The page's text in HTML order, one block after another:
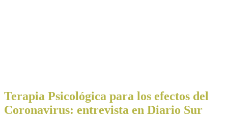
Terapia Psicológica para los efectos del
Coronavirus: entrevista en Diario Sur